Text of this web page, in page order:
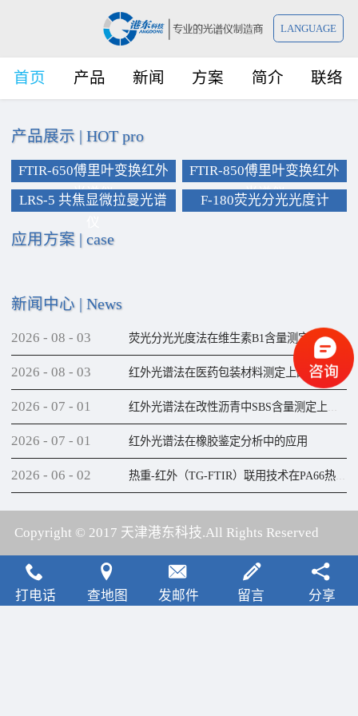
LANGUAGE
首页 产品 新闻 方案 简介 联络
产品展示 HOT pro
FTIR-650傅里叶变换红外
光谱仪
FTIR-850傅里叶变换红外
光谱仪
LRS-5 共焦显微拉曼光谱
F-180荧光分光光度计
应用方案 | case
新闻中心 News
荧光分光光度法在维生素B1含量测定上的应用
2026 - 08 - 03
红外光谱法在医药包装材料测定上的应用
2026 - 08 - 03
红外光谱法在改性沥青中SBS含量测定上的应用
2026 - 07 - 01
红外光谱法在橡胶鉴定分析中的应用
2026 - 07 - 01
热重-红外（TG-FTIR）联用技术在PA66热解研究上的应用
2026 - 06 - 02
Copyright © 2017 天津港东科技.All Rights Reserved
犀牛云提供云计算服务
打电话 查地图 发邮件 留言 分享